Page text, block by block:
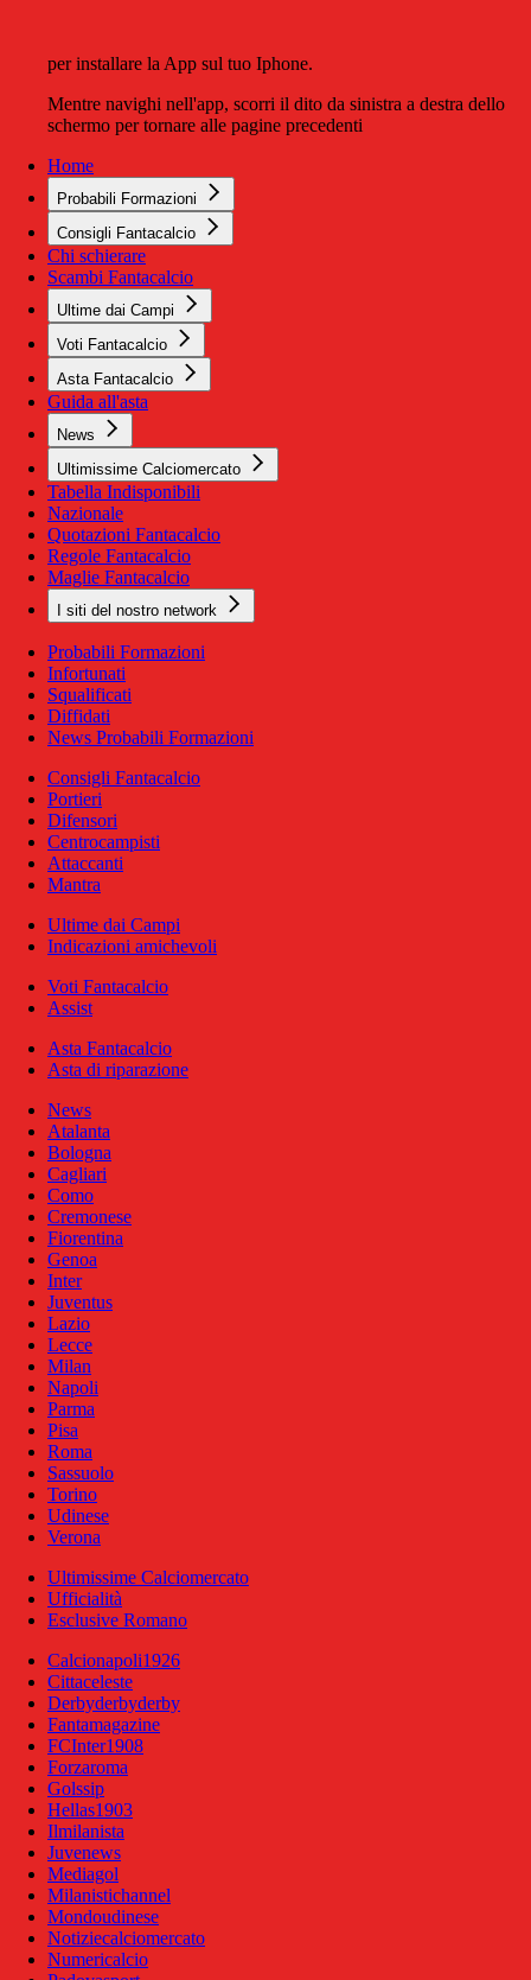
per installare la App sul tuo Iphone.
Mentre navighi nell'app, scorri il dito da sinistra a destra dello
schermo per tornare alle pagine precedenti
Home
Probabili Formazioni
Consigli Fantacalcio
Chi schierare
Scambi Fantacalcio
Ultime dai Campi
Voti Fantacalcio
Asta Fantacalcio
Guida all'asta
News
Ultimissime Calciomercato
Tabella Indisponibili
Nazionale
Quotazioni Fantacalcio
Regole Fantacalcio
Maglie Fantacalcio
I siti del nostro network
Probabili Formazioni
Infortunati
Squalificati
Diffidati
News Probabili Formazioni
Consigli Fantacalcio
Portieri
Difensori
Centrocampisti
Attaccanti
Mantra
Ultime dai Campi
Indicazioni amichevoli
Voti Fantacalcio
Assist
Asta Fantacalcio
Asta di riparazione
News
Atalanta
Bologna
Cagliari
Como
Cremonese
Fiorentina
Genoa
Inter
Juventus
Lazio
Lecce
Milan
Napoli
Parma
Pisa
Roma
Sassuolo
Torino
Udinese
Verona
Ultimissime Calciomercato
Ufficialità
Esclusive Romano
Calcionapoli1926
Cittaceleste
Derbyderbyderby
Fantamagazine
FCInter1908
Forzaroma
Golssip
Hellas1903
Ilmilanista
Juvenews
Mediagol
Milanistichannel
Mondoudinese
Notiziecalciomercato
Numericalcio